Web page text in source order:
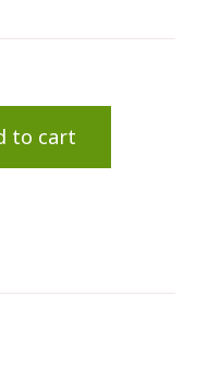
to cart